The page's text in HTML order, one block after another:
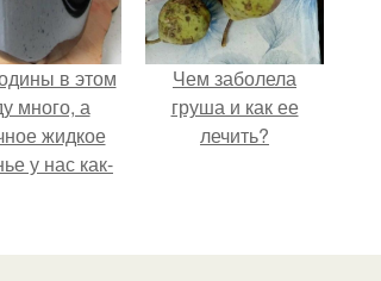
в этом
много, а
жидкое
у нас как-
Чем заболела
груша и как ее
лечить?